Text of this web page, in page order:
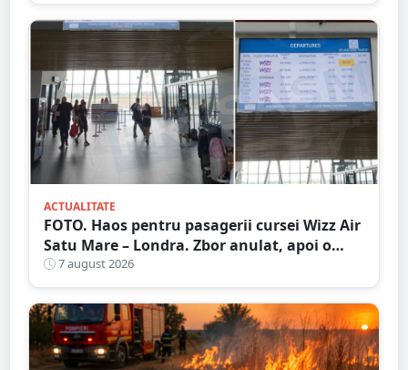
ACTUALITATE
FOTO. Haos pentru pasagerii cursei Wizz Air
Satu Mare – Londra. Zbor anulat, apoi o
nouă întârziere. Fără explicații clare
7 august 2026